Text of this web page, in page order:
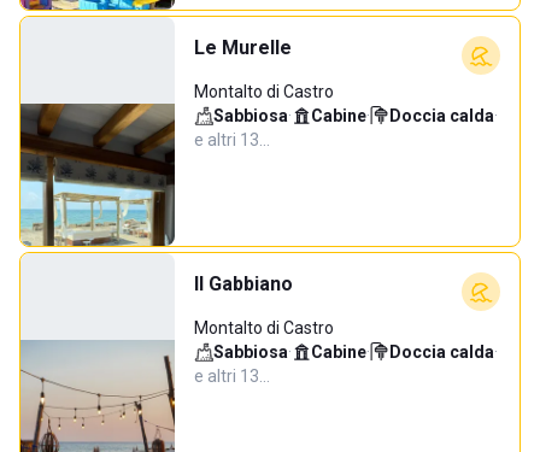
Le Murelle
Montalto di Castro
Sabbiosa· Cabine· Doccia calda·
e altri 13…
Il Gabbiano
Montalto di Castro
Sabbiosa· Cabine· Doccia calda·
e altri 13…